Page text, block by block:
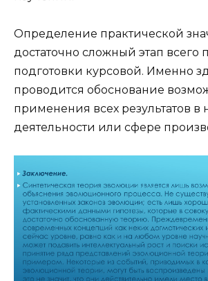
Определение практической
достаточно сложный этап всего
подготовки курсовой. Именно
проводится обоснование
применения всех результатов в
деятельности или сфере